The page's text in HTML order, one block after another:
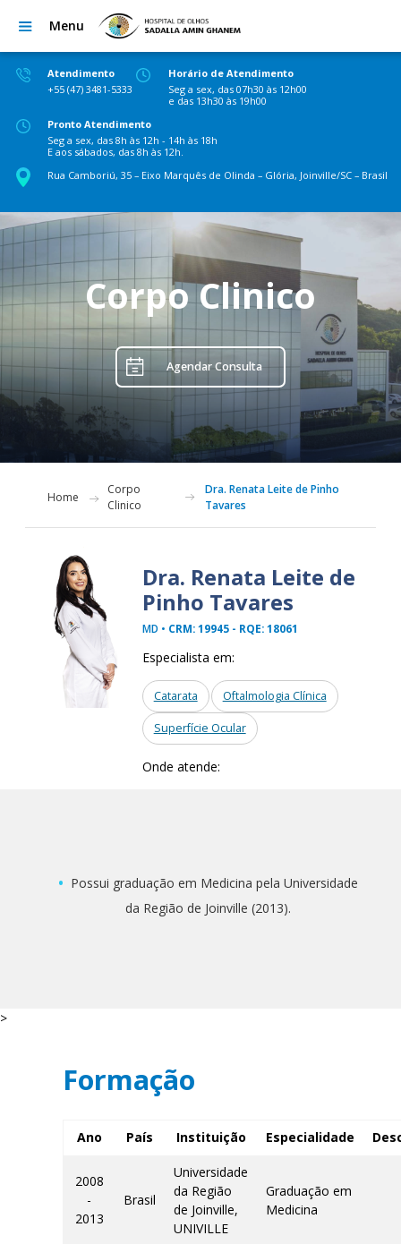
Menu
Atendimento
+55 (47) 3481-5333
Horário de Atendimento
Seg a sex, das 07h30 às 12h00
e das 13h30 às 19h00
Pronto Atendimento
Seg a sex, das 8h às 12h - 14h às 18h
E aos sábados, das 8h às 12h.
Rua Camboriú, 35 – Eixo Marquês de Olinda – Glória, Joinville/SC – Brasil
Corpo Clinico
Agendar Consulta
Home
Corpo
Clinico
Dra. Renata Leite de Pinho
Tavares
Dra. Renata Leite de
Pinho Tavares
MD • CRM: 19945 - RQE: 18061
Especialista em:
Catarata Oftalmologia Clínica
Superfície Ocular
Onde atende:
Possui graduação em Medicina pela Universidade
da Região de Joinville (2013).
>
Formação
Ano País Instituição Especialidade
2008
-
2013
Brasil
Universidade
da Região
de Joinville,
UNIVILLE
Graduação em
Medicina